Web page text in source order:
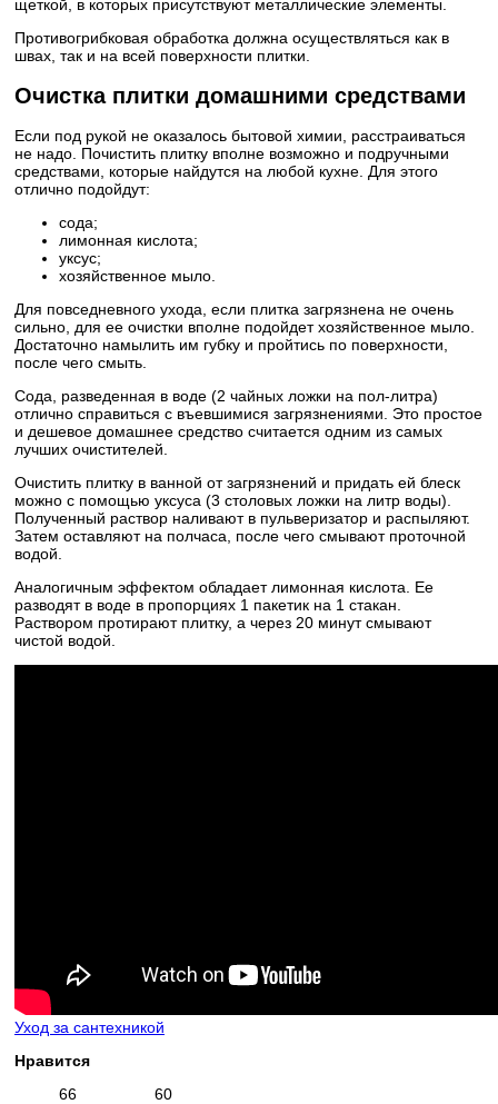
щеткой, в которых присутствуют металлические элементы.
Противогрибковая обработка должна осуществляться как в
швах, так и на всей поверхности плитки.
Очистка плитки домашними средствами
Если под рукой не оказалось бытовой химии, расстраиваться
не надо. Почистить плитку вполне возможно и подручными
средствами, которые найдутся на любой кухне. Для этого
отлично подойдут:
сода;
лимонная кислота;
уксус;
хозяйственное мыло.
Для повседневного ухода, если плитка загрязнена не очень
сильно, для ее очистки вполне подойдет хозяйственное мыло.
Достаточно намылить им губку и пройтись по поверхности,
после чего смыть.
Сода, разведенная в воде (2 чайных ложки на пол-литра)
отлично справиться с въевшимися загрязнениями. Это простое
и дешевое домашнее средство считается одним из самых
лучших очистителей.
Очистить плитку в ванной от загрязнений и придать ей блеск
можно с помощью уксуса (3 столовых ложки на литр воды).
Полученный раствор наливают в пульверизатор и распыляют.
Затем оставляют на полчаса, после чего смывают проточной
водой.
Аналогичным эффектом обладает лимонная кислота. Ее
разводят в воде в пропорциях 1 пакетик на 1 стакан.
Раствором протирают плитку, а через 20 минут смывают
чистой водой.
Уход за сантехникой
Нравится
66
60